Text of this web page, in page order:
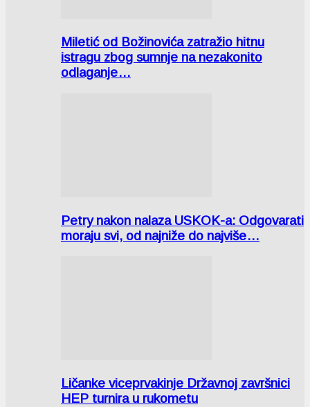
Miletić od Božinovića zatražio hitnu
istragu zbog sumnje na nezakonito
odlaganje…
Petry nakon nalaza USKOK-a: Odgovarati
moraju svi, od najniže do najviše…
Ličanke viceprvakinje Državnoj završnici
HEP turnira u rukometu